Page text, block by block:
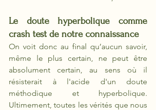
Le doute hyperbolique comme
crash test de notre connaissance
On voit donc au final qu’aucun savoir,
même le plus certain, ne peut être
absolument certain, au sens où il
résisterait à l'acide d'un doute
méthodique et hyperbolique.
Ultimement, toutes les vérités que nous